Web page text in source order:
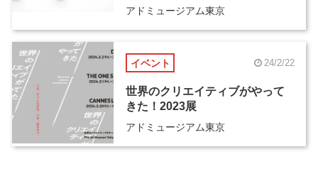
アドミュージアム東京
イベント 24/2/22
世界のクリエイティブがやって
きた！2023展
アドミュージアム東京